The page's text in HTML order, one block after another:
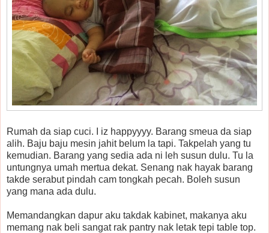
Rumah da siap cuci. I iz happyyyy. Barang smeua da siap
alih. Baju baju mesin jahit belum la tapi. Takpelah yang tu
kemudian. Barang yang sedia ada ni leh susun dulu. Tu la
untungnya umah mertua dekat. Senang nak hayak barang
takde serabut pindah cam tongkah pecah. Boleh susun
yang mana ada dulu.
Memandangkan dapur aku takdak kabinet, makanya aku
memang nak beli sangat rak pantry nak letak tepi table top.